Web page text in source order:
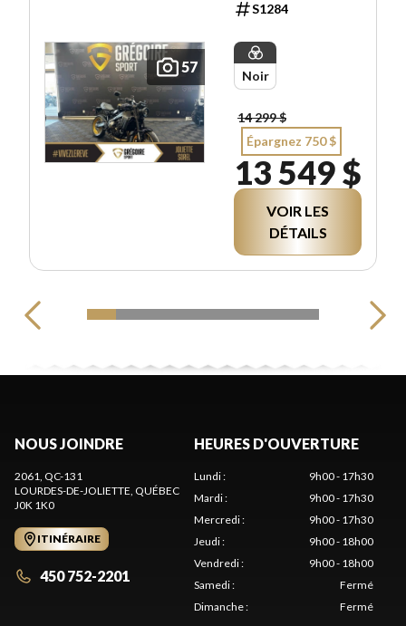
57
S1284
Noir
14 299 $
Épargnez 750 $
13 549 $
VOIR LES
DÉTAILS
NOUS JOINDRE
2061, QC-131
LOURDES-DE-JOLIETTE, QUÉBEC
J0K 1K0
ITINÉRAIRE
450 752-2201
HEURES D'OUVERTURE
Lundi:
9h00 - 17h30
Mardi:
9h00 - 17h30
Mercredi:
9h00 - 17h30
Jeudi:
9h00 - 18h00
Vendredi:
9h00 - 18h00
Samedi:
Fermé
Dimanche: Fermé